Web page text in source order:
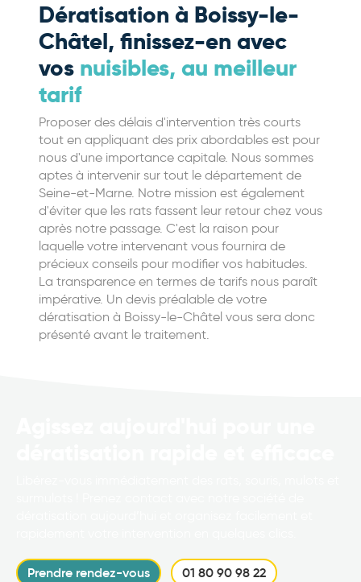
Dératisation à Boissy-le-
Châtel, finissez-en avec
vos nuisibles, au meilleur
tarif
Proposer des délais d'intervention très courts
tout en appliquant des prix abordables est pour
nous d'une importance capitale. Nous sommes
aptes à intervenir sur tout le département de
Seine-et-Marne. Notre mission est également
d'éviter que les rats fassent leur retour chez vous
après notre passage. C'est la raison pour
laquelle votre intervenant vous fournira de
précieux conseils pour modifier vos habitudes.
La transparence en termes de tarifs nous paraît
impérative. Un devis préalable de votre
dératisation à Boissy-le-Châtel vous sera donc
présenté avant le traitement.
Prendre rendez-vous 01 80 90 98 22